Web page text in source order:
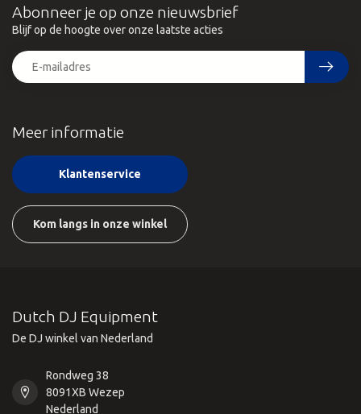
Meer informatie
Klantenservice
Kom langs in onze winkel
Abonneer je op onze nieuwsbrief
Blijf op de hoogte over onze laatste acties
Dutch DJ Equipment
De DJ winkel van Nederland
Rondweg 38
8091XB Wezep
Nederland